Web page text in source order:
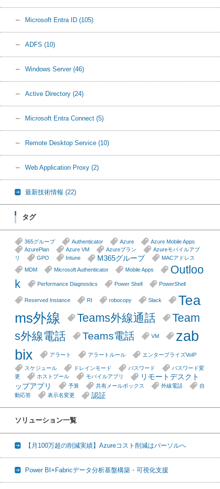
Microsoft Entra ID (105)
ADFS (10)
Windows Server (46)
Active Directory (24)
Microsoft Entra Connect (5)
Remote Desktop Service (10)
Web Application Proxy (2)
最新技術情報 (22)
タグ
365グループ Authenticator Azure
Azure Mobile Apps
AzurePlan
Azure VM Azureプラン
Azureモバイルアプ
リ
GPO Intune M365グループ
MACアドレス
MDM
Microsoft Authenticator Mobile Apps
Outloo
k
Performance Diagnostics Power Shell PowerShell
Reserved Instance RI robocopy Slack
Tea
ms外線
Teams外線通話
Team
s外線電話
Teams電話 VM
zab
bix
アラート アラートルール エンタープライズVoIP
スケジュール ドレインモード パスワード
パスワード変
更
ホストプール モバイルアプリ
リモートデスクト
ップアプリ
予算 共有メールボックス 外線電話
自
動応答
表示名変更 認証
ソリューション一覧
【月100万超の削減実績】Azureコスト削減はパーソルへ
Power BI×Fabricデータ分析基盤構築・可視化支援